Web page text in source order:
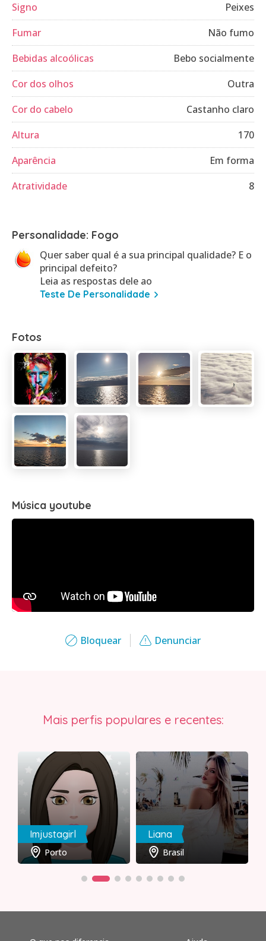
Bloquear Denunciar
Signo
Peixes
Fumar
Não fumo
Bebidas alcoólicas
Bebo socialmente
Cor dos olhos
Outra
Cor do cabelo
Castanho claro
Altura
170
Aparência
Em forma
Atratividade
8
Personalidade: Fogo
Quer saber qual é a sua principal qualidade? E o
principal defeito?
Leia as respostas dele ao
Teste De Personalidade
Fotos
Música youtube
Mais perfis populares e recentes:
Imjustagirl
Porto
Liana
Brasil